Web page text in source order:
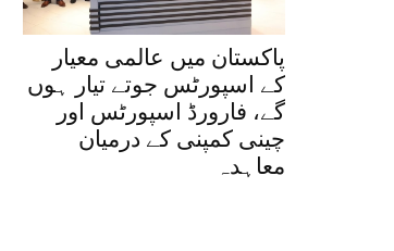
پاکستان میں عالمی معیار
کے اسپورٹس جوتے تیار ہوں
گے، فارورڈ اسپورٹس اور
چینی کمپنی کے درمیان
معاہدہ